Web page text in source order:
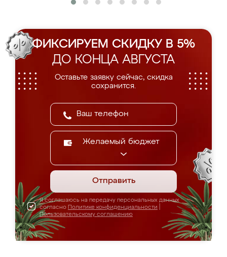
ФИКСИРУЕМ СКИДКУ В 5%
ДО КОНЦА АВГУСТА
Оставьте заявку сейчас, скидка
сохранится.
Желаемый бюджет
Отправить
Я соглашаюсь на передачу персональных данных
согласно Политике конфиденциальности
Пользовательскому соглашению